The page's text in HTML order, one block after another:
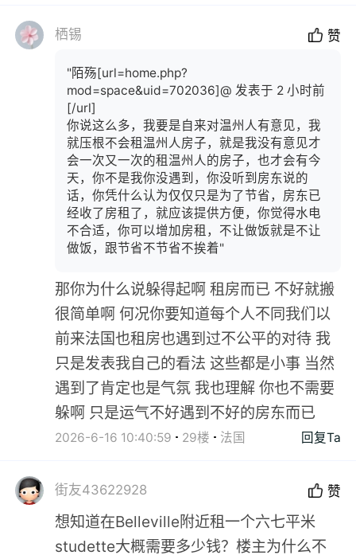
栖锡 赞
"陌殇[url=home.php?
mod=space&uid=702036]@ 发表于 2 小时前
[/url]
你说这么多，我要是自来对温州人有意见，我
就压根不会租温州人房子，就是我没有意见才
会一次又一次的租温州人的房子，也才会有今
天，你不是我你没遇到，你没听到房东说的
话，你凭什么认为仅仅只是为了节省，房东已
经收了房租了，就应该提供方便，你觉得水电
不合适，你可以增加房租，不让做饭就是不让
做饭，跟节省不节省不挨着"
那你为什么说躲得起啊 租房而已 不好就搬
很简单啊 何况你要知道每个人不同我们以
前来法国也租房也遇到过不公平的对待 我
只是发表我自己的看法 这些都是小事 当然
遇到了肯定也是气氛 我也理解 你也不需要
躲啊 只是运气不好遇到不好的房东而已
2026-6-16 10:40:59 29楼 法国 回复Ta
街友43622928 赞
想知道在Belleville附近租一个六七平米
studette大概需要多少钱？楼主为什么不